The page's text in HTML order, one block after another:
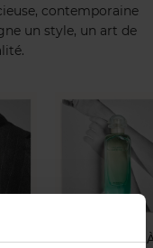
contemporaine
un style, un art de
PARFUMS